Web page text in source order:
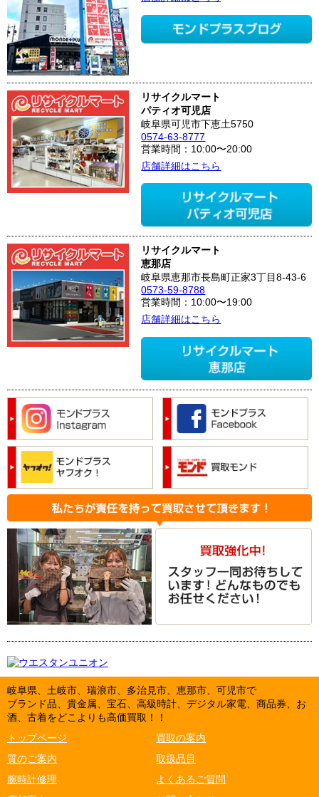
リサイクルマート
パティオ可児店
岐阜県可児市下恵土5750
0574-63-8777
営業時間：10:00〜20:00
店舗詳細はこちら
リサイクルマート
恵那店
岐阜県恵那市長島町正家3丁目8-43-6
0573-59-8788
営業時間：10:00〜19:00
店舗詳細はこちら
岐阜県、土岐市、瑞浪市、多治見市、恵那市、可児市で
ブランド品、貴金属、宝石、高級時計、デジタル家電、商品券、お
酒、古着をどこよりも高価買取！！
トップページ
買取の案内
質のご案内
取扱品目
腕時計修理
よくあるご質問